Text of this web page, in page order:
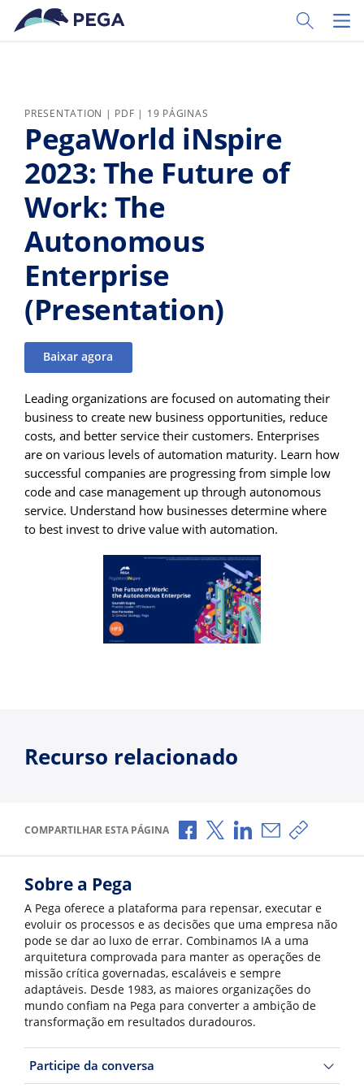
Pular para o conteúdo principal
Toggle
PRESENTATION | PDF | 19 PÁGINAS
PegaWorld iNspire
2023: The Future of
Work: The
Autonomous
Enterprise
(Presentation)
Baixar agora
Leading organizations are focused on automating their
business to create new business opportunities, reduce
costs, and better service their customers. Enterprises
are on various levels of automation maturity. Learn how
successful companies are progressing from simple low
code and case management up through autonomous
service. Understand how businesses determine where
to best invest to drive value with automation.
Recurso relacionado
COMPARTILHAR ESTA PÁGINA Compartilhar no Facebook
Compartilhar no X
Compartilhar no
Compartilhar
Copiar
Sobre a Pega
A Pega oferece a plataforma para repensar, executar e
evoluir os processos e as decisões que uma empresa não
pode se dar ao luxo de errar. Combinamos IA a uma
arquitetura comprovada para manter as operações de
missão crítica governadas, escaláveis e sempre
adaptáveis. Desde 1983, as maiores organizações do
mundo confiam na Pega para converter a ambição de
transformação em resultados duradouros.
Participe da conversa